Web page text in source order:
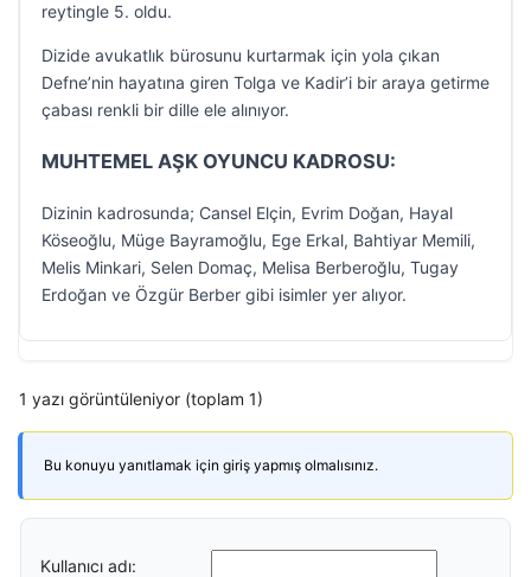
reytingle 5. oldu.
Dizide avukatlık bürosunu kurtarmak için yola çıkan
Defne’nin hayatına giren Tolga ve Kadir’i bir araya getirme
çabası renkli bir dille ele alınıyor.
MUHTEMEL AŞK OYUNCU KADROSU:
Dizinin kadrosunda; Cansel Elçin, Evrim Doğan, Hayal
Köseoğlu, Müge Bayramoğlu, Ege Erkal, Bahtiyar Memili,
Melis Minkari, Selen Domaç, Melisa Berberoğlu, Tugay
Erdoğan ve Özgür Berber gibi isimler yer alıyor.
1 yazı görüntüleniyor (toplam 1)
Bu konuyu yanıtlamak için giriş yapmış olmalısınız.
Kullanıcı adı: